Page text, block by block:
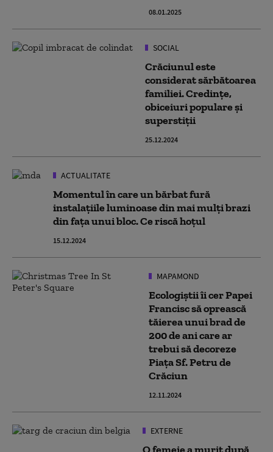
08.01.2025
SOCIAL
Crăciunul este
considerat sărbătoarea
familiei. Credinţe,
obiceiuri populare şi
superstiţii
25.12.2024
ACTUALITATE
Momentul în care un bărbat fură
instalațiile luminoase din mai mulți brazi
din fața unui bloc. Ce riscă hoțul
15.12.2024
MAPAMOND
Ecologiștii îi cer Papei
Francisc să oprească
tăierea unui brad de
200 de ani care ar
trebui să decoreze
Piața Sf. Petru de
Crăciun
12.11.2024
EXTERNE